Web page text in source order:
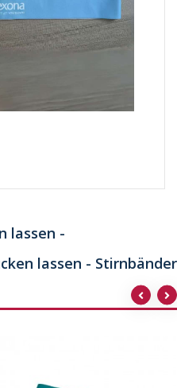
lassen -
lassen - Stirnbänder